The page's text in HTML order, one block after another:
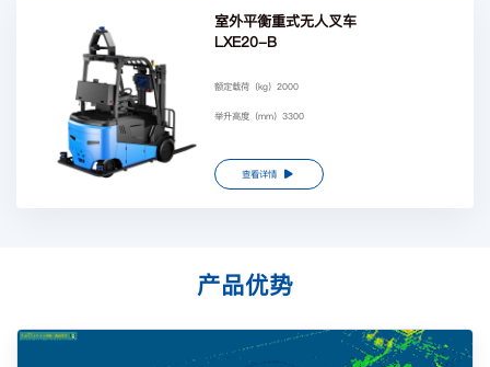
室外平衡重式无人叉车
LXE20-B
额定载荷（kg）2000
举升高度（mm）3300
查看详情
产品优势